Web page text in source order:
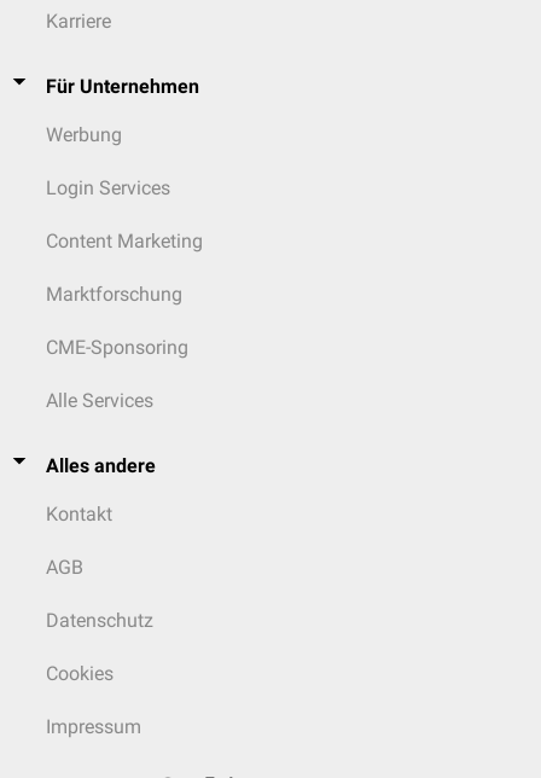
Karriere
Für Unternehmen
Werbung
Login Services
Content Marketing
Marktforschung
CME-Sponsoring
Alle Services
Alles andere
Kontakt
AGB
Datenschutz
Cookies
Impressum